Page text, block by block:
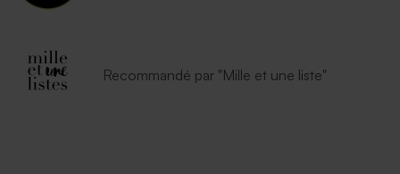
Recommandé par "Mille et une liste"